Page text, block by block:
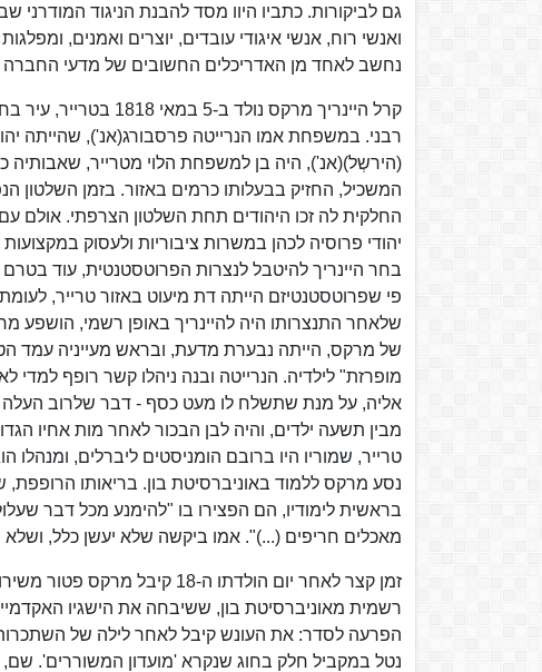
גם לביקורות. כתביו היוו מסד להבנת הניגוד המודרני
ואנשי רוח, אנשי איגודי עובדים, יוצרים ואמנים,
נחשב לאחד מן האדריכלים החשובים של מדעי החברה
קרל היינריך מרקס
רבני. במשפחת אמו הנרייטה פרסבורג(אנ'), שהייתה
המשכיל, החזיק בבעלותו כרמים באזור. בזמן השלטון
יהודי פרוסיה לכהן במשרות ציבוריות ולעסוק
בחר היינריך להיטבל לנצרות הפרוטסטנטית, עוד
פי שפרוטסטנטיזם הייתה דת מיעוט באזור טרייר,
שלאחר התנצרותו היה להיינריך באופן רשמי, הושפע
של מרקס, הייתה נבערת מדעת, ובראש מעייניה
מופרזת" לילדיה. הנרייטה ובנה ניהלו קשר רופף
אליה, על מנת שתשלח לו מעט כסף - דבר שלרוב העלה
נסע מרקס ללמוד באוניברסיטת בון. בריאותו
בראשית לימודיו, הם הפצירו בו "להימנע מכל דבר
מאכלים חריפים (...)". אמו ביקשה שלא יעשן כלל, ושלא
זמן קצר לאחר יום הולדתו ה-
רשמית מאוניברסיטת בון, ששיבחה את הישגיו
הפרעה לסדר: את העונש קיבל לאחר לילה של
נטל במקביל חלק בחוג שנקרא 'מועדון המשוררים'. שם,